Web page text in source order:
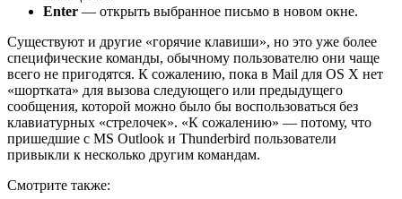
Enter — открыть выбранное письмо в новом окне.
Существуют и другие «горячие клавиши», но это уже более
специфические команды, обычному пользователю они чаще
всего не пригодятся. К сожалению, пока в Mail для OS X нет
«шортката» для вызова следующего или предыдущего
сообщения, которой можно было бы воспользоваться без
клавиатурных «стрелочек». «К сожалению» — потому, что
пришедшие с MS Outlook и Thunderbird пользователи
привыкли к несколько другим командам.
Смотрите также: